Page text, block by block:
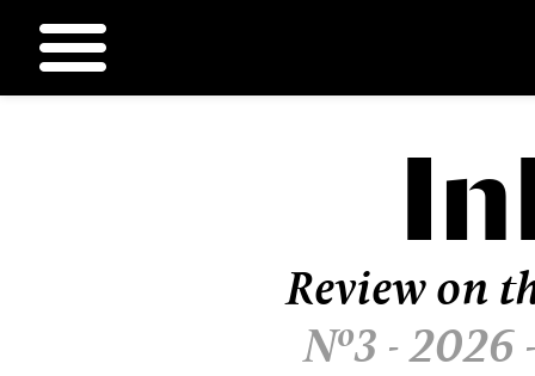
Review on
Nº3 - 2026